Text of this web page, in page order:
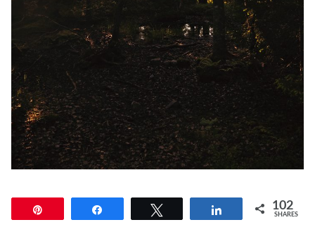
Share 102
SHARES